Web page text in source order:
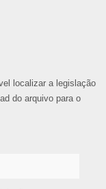
localizar a legislação
do arquivo para o